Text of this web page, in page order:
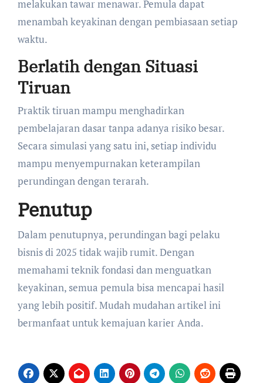
melakukan tawar menawar. Pemula dapat
menambah keyakinan dengan pembiasaan setiap
waktu.
Berlatih dengan Situasi
Tiruan
Praktik tiruan mampu menghadirkan
pembelajaran dasar tanpa adanya risiko besar.
Secara simulasi yang satu ini, setiap individu
mampu menyempurnakan keterampilan
perundingan dengan terarah.
Penutup
Dalam penutupnya, perundingan bagi pelaku
bisnis di 2025 tidak wajib rumit. Dengan
memahami teknik fondasi dan menguatkan
keyakinan, semua pemula bisa mencapai hasil
yang lebih positif. Mudah mudahan artikel ini
bermanfaat untuk kemajuan karier Anda.